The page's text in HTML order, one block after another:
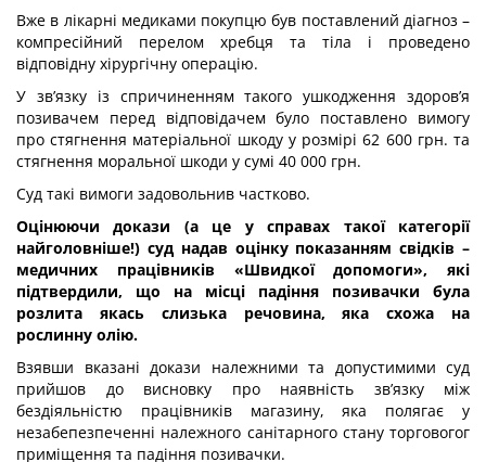
Вже в лікарні медиками покупцю був поставлений діагноз –
компресійний перелом хребця та тіла і проведено
відповідну хірургічну операцію.
У зв’язку із спричиненням такого ушкодження здоров’я
позивачем перед відповідачем було поставлено вимогу
про стягнення матеріальної шкоду у розмірі 62 600 грн. та
стягнення моральної шкоди у сумі 40 000 грн.
Суд такі вимоги задовольнив частково.
Оцінюючи докази (а це у справах такої категорії
найголовніше!) суд надав оцінку показанням свідків –
медичних працівників «Швидкої допомоги», які
підтвердили, що на місці падіння позивачки була
розлита якась слизька речовина, яка схожа на
рослинну олію.
Взявши вказані докази належними та допустимими суд
прийшов до висновку про наявність зв’язку між
бездіяльністю працівників магазину, яка полягає у
незабепезпеченні належного санітарного стану торговогог
приміщення та падіння позивачки.